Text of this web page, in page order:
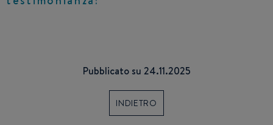
Pubblicato su 24.11.2025
INDIETRO